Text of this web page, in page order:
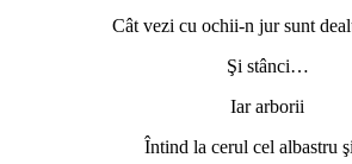
Cât vezi cu ochii-n jur sunt
Şi stânci…
Iar arborii
Întind la cerul cel albastru